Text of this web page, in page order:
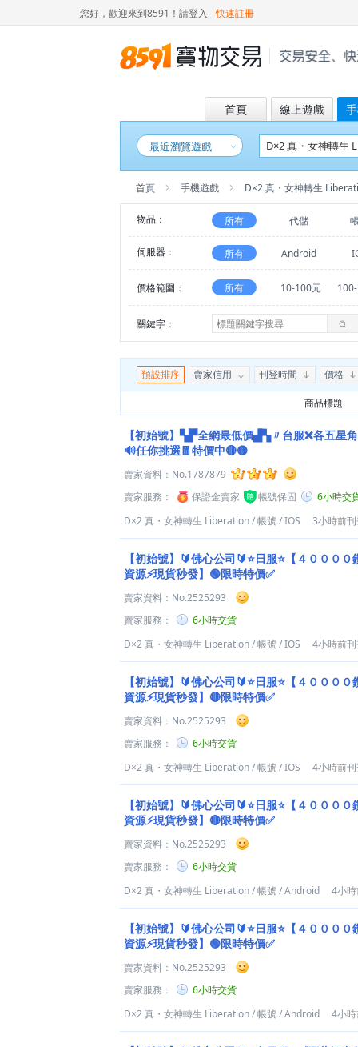
您好，歡迎來到8591！ 請登入 快速註冊
首頁 線上遊戲
最近瀏覽遊戲
首頁 手機遊戲 D×2 真・女神轉生
物品： 所有 代儲
伺服器： 所有 Android
價格範圍： 所有 10-100元
關鍵字：
預設排序 賣家信用 刊登時間 價格
商品標題
【初始號】▚▛全網最低價▟▚〃台服❌各五星
🔊任你挑選🧧特價中🔴🟡
賣家資料： No.1787879
賣家服務：
保證金賣家 帳號保固
6小時交
D×2 真・女神轉生 Liberation/帳號/IOS 3小時前
【初始號】🔰佛心公司🔰⭐日服⭐【４０００
資源⚡現貨秒發】🟢限時特價✅
賣家資料： No.2525293
賣家服務：
6小時交貨
D×2 真・女神轉生 Liberation/帳號/IOS 4小時前
【初始號】🔰佛心公司🔰⭐日服⭐【４０００
資源⚡現貨秒發】🔴限時特價✅
賣家資料： No.2525293
賣家服務：
6小時交貨
D×2 真・女神轉生 Liberation/帳號/IOS 4小時前
【初始號】🔰佛心公司🔰⭐日服⭐【４０００
資源⚡現貨秒發】🔴限時特價✅
賣家資料： No.2525293
賣家服務：
6小時交貨
D×2 真・女神轉生 Liberation/帳號/Android 4小
【初始號】🔰佛心公司🔰⭐日服⭐【４０００
資源⚡現貨秒發】🟢限時特價✅
賣家資料： No.2525293
賣家服務：
6小時交貨
D×2 真・女神轉生 Liberation/帳號/Android 4小